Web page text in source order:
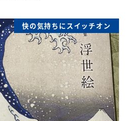
快の気持ちにスイッチオン